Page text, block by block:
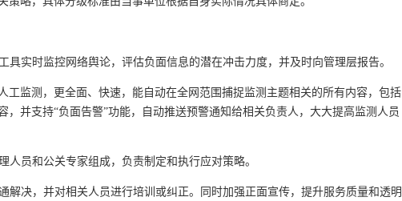
具实时监控网络舆论，评估负面信息的潜在冲击力度，并及时向管理层报告。
工监测，更全面、快速，能自动在全网范围捕捉监测主题相关的所有内容，包括
，并支持“负面告警”功能，自动推送预警通知给相关负责人，大大提高监测人员
人员和公关专家组成，负责制定和执行应对策略。
解决，并对相关人员进行培训或纠正。同时加强正面宣传，提升服务质量和透明